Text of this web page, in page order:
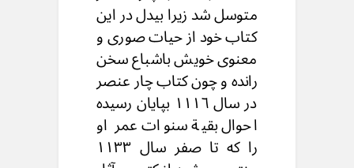
متوسل شد زیرا بیدل در این
کتاب خود از حیات صوری و
معنوی خویش باشباع سخن
رانده و چون کتاب چار عنصر
در سال ۱۱۱٦ بپایان رسیده
احوال بقیة سنوات عمر او
را که تا صفر سال ۱۱۳۳